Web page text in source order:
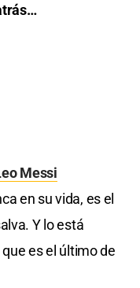
Messi
en su vida, es el
Y lo está
es el último de